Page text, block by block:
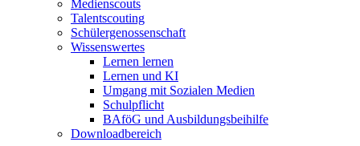
Medienscouts
Talentscouting
Schüler­genossen­schaft
Wissenswertes
Lernen lernen
Lernen und KI
Umgang mit Sozialen Medien
Schulpflicht
BAföG und Ausbildungsbeihilfe
Downloadbereich